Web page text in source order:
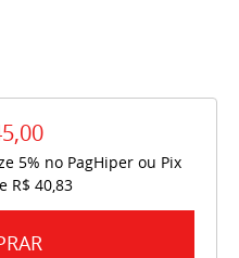
5% no PagHiper ou Pix
R$ 40,83